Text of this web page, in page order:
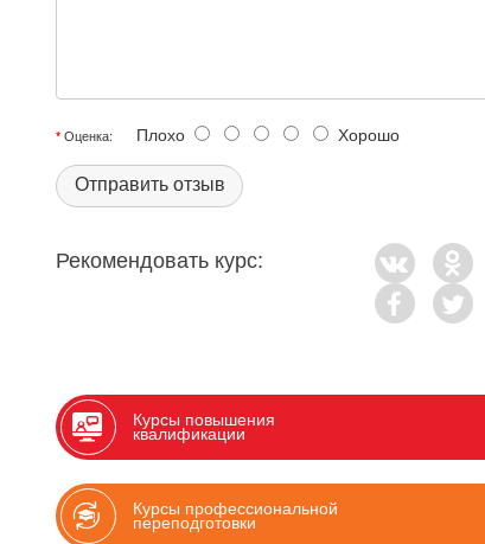
Оценка: Плохо Хорошо
Отправить отзыв
Рекомендовать курс:
Курсы повышения
квалификации
Курсы профессиональной
переподготовки